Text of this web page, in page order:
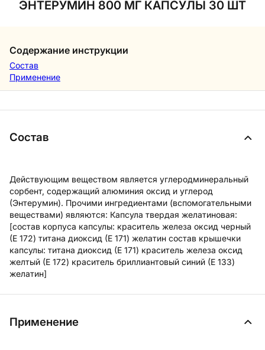
ЭНТЕРУМИН 800 МГ КАПСУЛЫ 30 ШТ
Содержание инструкции
Состав
Применение
Состав
Действующим веществом является углеродминеральный
сорбент, содержащий алюминия оксид и углерод
(Энтерумин). Прочими ингредиентами (вспомогательными
веществами) являются: Капсула твердая желатиновая:
[состав корпуса капсулы: краситель железа оксид черный
(Е 172) титана диоксид (Е 171) желатин состав крышечки
капсулы: титана диоксид (Е 171) краситель железа оксид
желтый (Е 172) краситель бриллиантовый синий (Е 133)
желатин]
Применение